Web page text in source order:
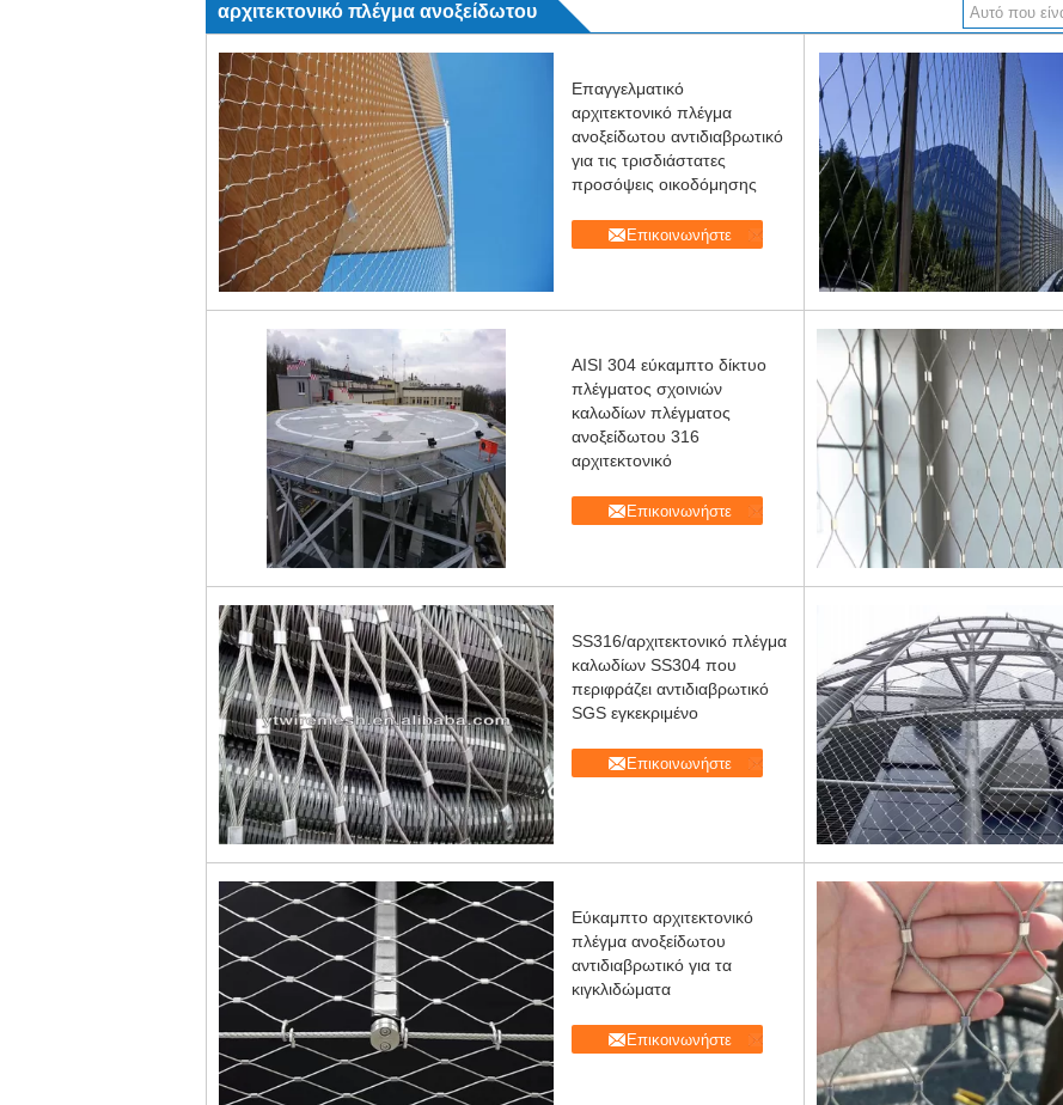
αρχιτεκτονικό πλέγμα ανοξείδωτου
Επαγγελματικό
αρχιτεκτονικό πλέγμα
ανοξείδωτου αντιδιαβρωτικό
για τις τρισδιάστατες
προσόψεις οικοδόμησης
Επικοινωνήστε
AISI 304 εύκαμπτο δίκτυο
πλέγματος σχοινιών
καλωδίων πλέγματος
ανοξείδωτου 316
αρχιτεκτονικό
Επικοινωνήστε
SS316/αρχιτεκτονικό πλέγμα
καλωδίων SS304 που
περιφράζει αντιδιαβρωτικό
SGS εγκεκριμένο
Επικοινωνήστε
Εύκαμπτο αρχιτεκτονικό
πλέγμα ανοξείδωτου
αντιδιαβρωτικό για τα
κιγκλιδώματα
Επικοινωνήστε